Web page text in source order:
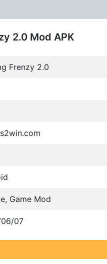
2.0 Mod APK
Frenzy 2.0
, Game Mod
07